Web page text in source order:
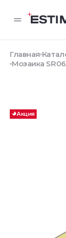
Главная
Мозаика
Акция